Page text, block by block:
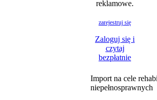
reklamowe.
zarejestruj się
Zaloguj się i
czytaj
bezpłatnie
Import na cele
niepełnosprawnych